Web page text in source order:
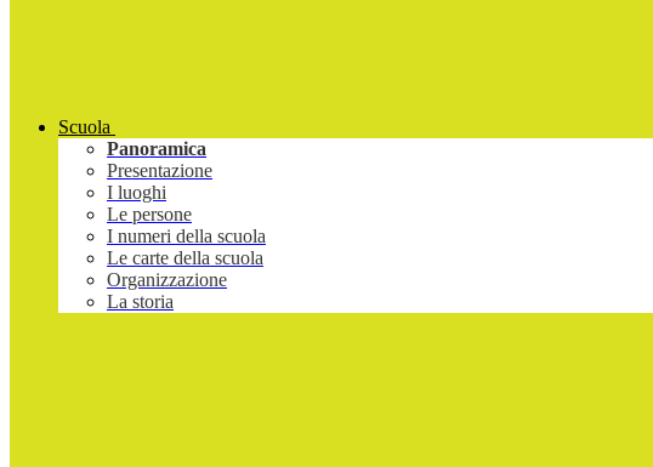
Scuola
Panoramica
Presentazione
I luoghi
Le persone
I numeri della scuola
Le carte della scuola
Organizzazione
La storia